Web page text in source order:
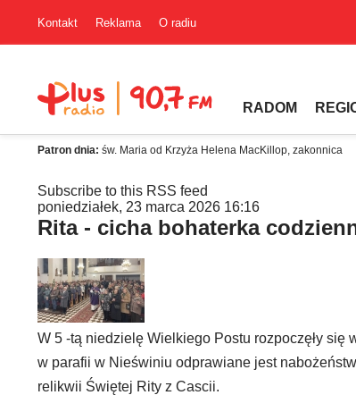
Kontakt Reklama O radiu
RADOM
Patron dnia: św. Maria od Krzyża Helena MacKillop, zakonnica
Subscribe to this RSS feed
poniedziałek, 23 marca 2026 16:16
Rita - cicha bohaterka
W 5 -tą niedzielę Wielkiego Postu rozpoczęły
w parafii w Nieświniu odprawiane jest
relikwii Świętej Rity z Cascii.